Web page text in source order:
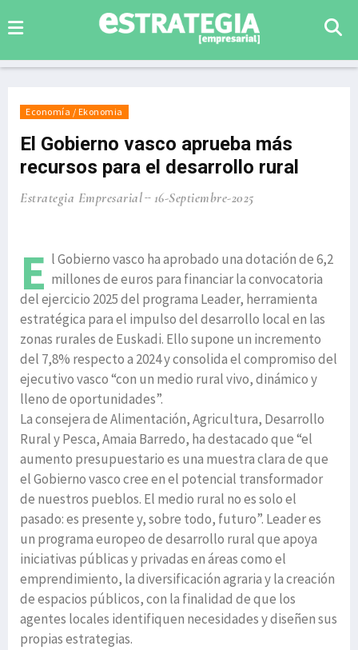
Economía / Ekonomia
El Gobierno vasco aprueba más
recursos para el desarrollo rural
Estrategia Empresarial 16-Septiembre-2025
E l Gobierno vasco ha aprobado una dotación de 6,2
millones de euros para financiar la convocatoria
del ejercicio 2025 del programa Leader, herramienta
estratégica para el impulso del desarrollo local en las
zonas rurales de Euskadi. Ello supone un incremento
del 7,8% respecto a 2024 y consolida el compromiso del
ejecutivo vasco “con un medio rural vivo, dinámico y
lleno de oportunidades”.
La consejera de Alimentación, Agricultura, Desarrollo
Rural y Pesca, Amaia Barredo, ha destacado que “el
aumento presupuestario es una muestra clara de que
el Gobierno vasco cree en el potencial transformador
de nuestros pueblos. El medio rural no es solo el
pasado: es presente y, sobre todo, futuro”. Leader es
un programa europeo de desarrollo rural que apoya
iniciativas públicas y privadas en áreas como el
emprendimiento, la diversificación agraria y la creación
de espacios públicos, con la finalidad de que los
agentes locales identifiquen necesidades y diseñen sus
propias estrategias.